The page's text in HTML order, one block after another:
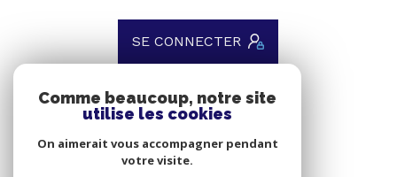
SE CONNECTER
ADHÉRENTS
Nous adhérons
Comme beaucoup, notre site
utilise les cookies
On aimerait vous accompagner pendant
votre visite.